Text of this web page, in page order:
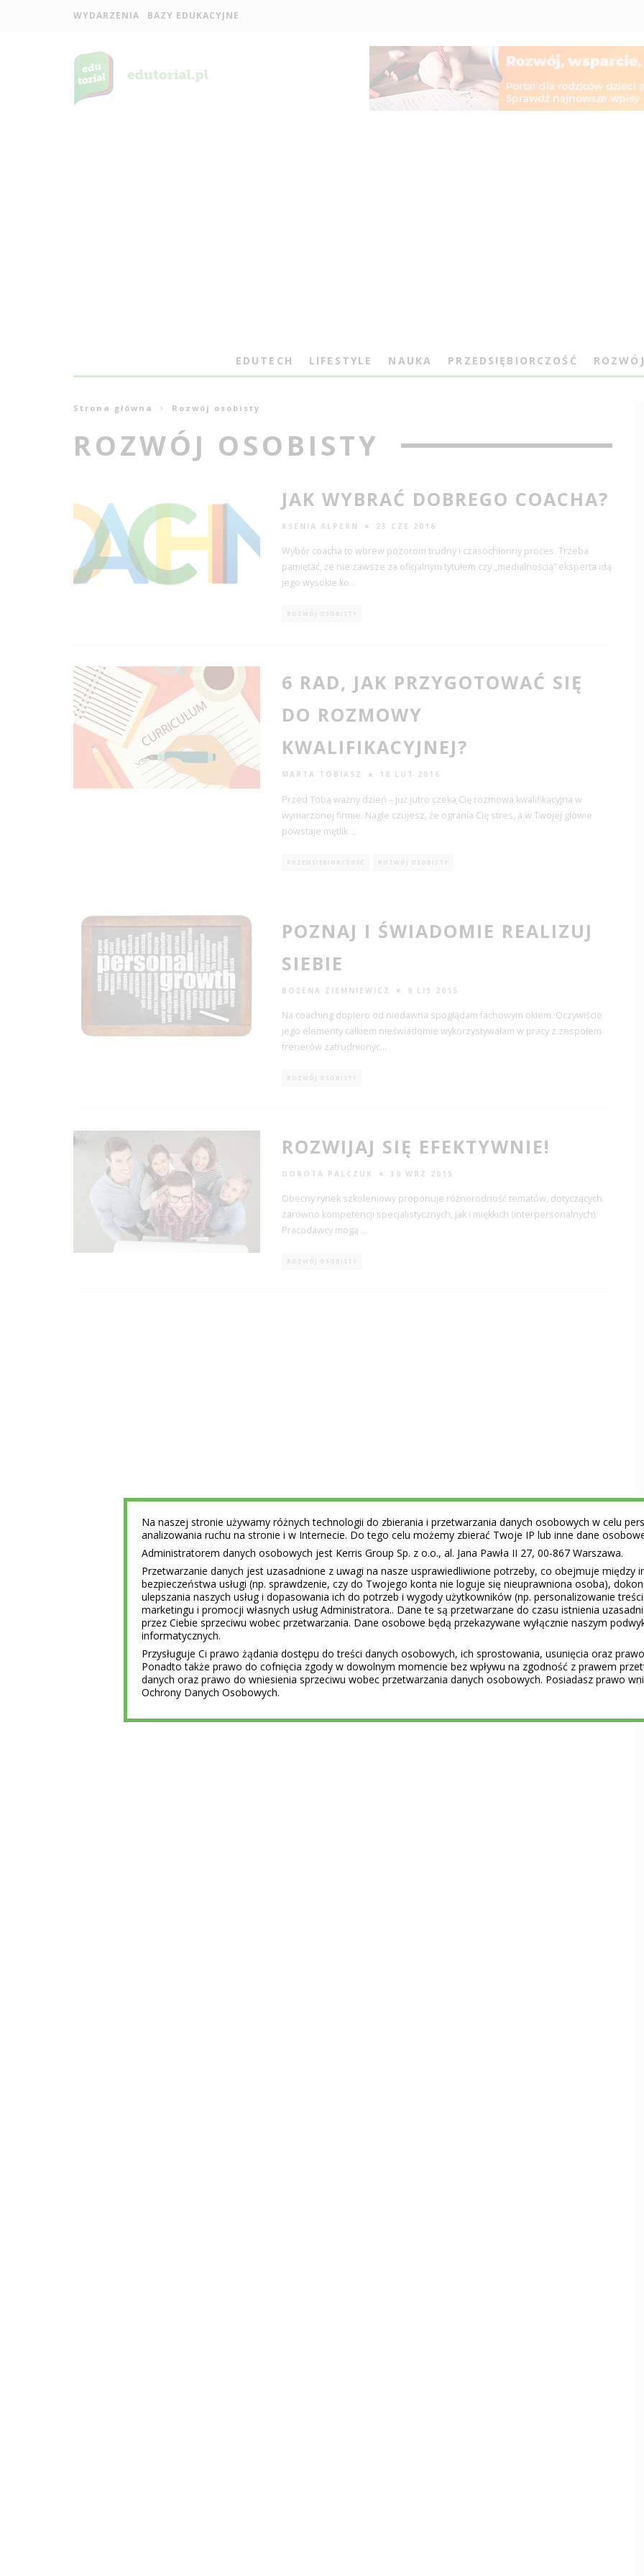
WYDARZENIA BAZY EDUKACYJNE
EDUTECH LIFESTYLE NAUKA PRZEDSIĘBIORCZOŚĆ ROZWÓJ
Strona główna Rozwój osobisty
ROZWÓJ OSOBISTY
JAK WYBRAĆ DOBREGO COACHA?
KSENIA ALPERN 23 CZE 2016
Wybór coacha to wbrew pozorom trudny i czasochłonny proces. Trzeba
pamiętać, że nie zawsze za oficjalnym tytułem czy „medialnością” eksperta idą
jego wysokie ko...
ROZWÓJ OSOBISTY
6 RAD, JAK PRZYGOTOWAĆ SIĘ
DO ROZMOWY
KWALIFIKACYJNEJ?
MARTA TOBIASZ 18 LUT 2016
Przed Tobą ważny dzień – już jutro czeka Cię rozmowa kwalifikacyjna w
wymarzonej firmie. Nagle czujesz, że ogrania Cię stres, a w Twojej głowie
powstaje mętlik ...
PRZEDSIĘBIORCZOŚĆ ROZWÓJ OSOBISTY
POZNAJ I ŚWIADOMIE REALIZUJ
SIEBIE
BOŻENA ZIEMNIEWICZ 9 LIS 2015
Na coaching dopiero od niedawna spoglądam fachowym okiem. Oczywiście
jego elementy całkiem nieświadomie wykorzystywałam w pracy z zespołem
trenerów zatrudnionyc...
ROZWÓJ OSOBISTY
ROZWIJAJ SIĘ EFEKTYWNIE!
DOROTA PALCZUK 30 WRZ 2015
Obecny rynek szkoleniowy proponuje różnorodność tematów, dotyczących
zarówno kompetencji specjalistycznych, jak i miękkich (interpersonalnych).
Pracodawcy mogą ...
ROZWÓJ OSOBISTY
Na naszej stronie używamy różnych technologii do zbierania i przetwarzania danych osobowych w celu
analizowania ruchu na stronie i w Internecie. Do tego celu możemy zbierać Twoje IP lub inne dane
Administratorem danych osobowych jest Kerris Group Sp. z o.o., al. Jana Pawła II 27, 00-867 Warszawa.
Przetwarzanie danych jest uzasadnione z uwagi na nasze usprawiedliwione potrzeby, co obejmuje między
bezpieczeństwa usługi (np. sprawdzenie, czy do Twojego konta nie loguje się nieuprawniona osoba),
ulepszania naszych usług i dopasowania ich do potrzeb i wygody użytkowników (np. personalizowanie
marketingu i promocji własnych usług Administratora.. Dane te są przetwarzane do czasu istnienia
przez Ciebie sprzeciwu wobec przetwarzania. Dane osobowe będą przekazywane wyłącznie naszym
informatycznych.
Przysługuje Ci prawo żądania dostępu do treści danych osobowych, ich sprostowania, usunięcia oraz
Ponadto także prawo do cofnięcia zgody w dowolnym momencie bez wpływu na zgodność z prawem
danych oraz prawo do wniesienia sprzeciwu wobec przetwarzania danych osobowych. Posiadasz prawo
Ochrony Danych Osobowych.